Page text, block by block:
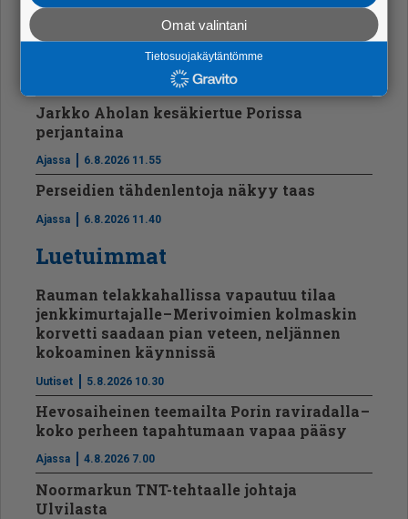
Katto on 120 vuotta!
7.8.2026 7.00
Jarkko Aholan kesäkiertue Porissa
perjantaina
Ajassa 6.8.2026 11.55
Perseidien tähdenlentoja näkyy taas
Ajassa 6.8.2026 11.40
Luetuimmat
Rauman telakkahallissa vapautuu tilaa
jenkkimurtajalle – Merivoimien kolmaskin
korvetti saadaan pian veteen, neljännen
kokoaminen käynnissä
Uutiset 5.8.2026 10.30
Hevosaiheinen teemailta Porin raviradalla –
koko perheen tapahtumaan vapaa pääsy
Ajassa 4.8.2026 7.00
Noormarkun TNT-tehtaalle johtaja
Ulvilasta
Omat valintani
Tietosuojakäytäntömme